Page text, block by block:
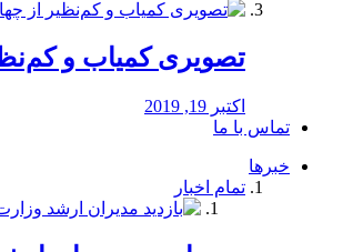
️تصویری کمیاب و کم‌نظیر
اکتبر 19, 2019
تماس با ما
خبرها
تمام اخبار